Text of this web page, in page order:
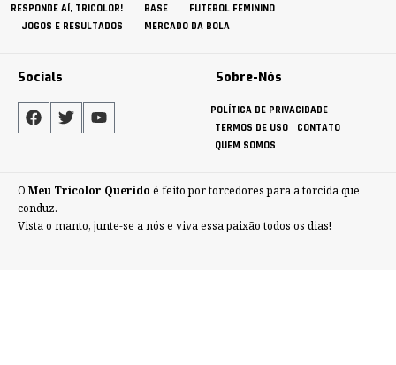
RESPONDE AÍ, TRICOLOR! BASE
FUTEBOL FEMININO
JOGOS E RESULTADOS
MERCADO DA BOLA
Socials Sobre-Nós
POLÍTICA DE PRIVACIDADE
TERMOS DE USO
CONTATO
QUEM SOMOS
O Meu Tricolor Querido é feito por torcedores para a torcida que
conduz.
Vista o manto, junte-se a nós e viva essa paixão todos os dias!